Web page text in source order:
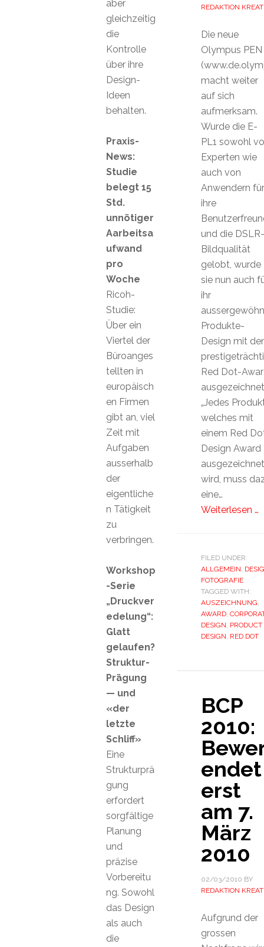
REDAKTION
Die neue
Olympus PEN
macht weiter
auf sich
aufmerksam.
Wurde die E-
PL1 sowohl
Experten wie
auch von
Anwendern für
ihre
und die DSLR-
Bildqualität
gelobt, wurde
sie nun auch
ihr
Produkte-
Design mit
Red Dot-
„Jedes
welches mit
einem Red
Design Award
ausgezeichnet
wird, muss
eine…
Weiterlesen …
FILED UNDER:
ALLGEMEIN,
FOTOGRAFIE
TAGGED WITH:
AUSZEICHNUNG,
AWARD,
DESIGN, PRODUCT
DESIGN, RED DOT
BCP
2010:
endet
erst
am 7.
März
2010
02/03/2010 BY
REDAKTION
Aufgrund der
grossen
aber
gleichzeitig
die
Kontrolle
über ihre
Design-
Ideen
behalten.
Praxis-
News:
Studie
belegt 15
Std.
unnötiger
Aarbeitsa
ufwand
pro
Woche
Ricoh-
Studie:
Über ein
Viertel der
Büroanges
tellten in
europäisch
en Firmen
gibt an, viel
Zeit mit
Aufgaben
ausserhalb
der
eigentliche
n Tätigkeit
zu
verbringen.
Workshop
-Serie
„Druckver
edelung“:
Glatt
gelaufen?
Struktur-
Prägung
— und
«der
letzte
Schliff»
Eine
Strukturprä
gung
erfordert
sorgfältige
Planung
und
präzise
Vorbereitu
ng. Sowohl
das Design
als auch
die